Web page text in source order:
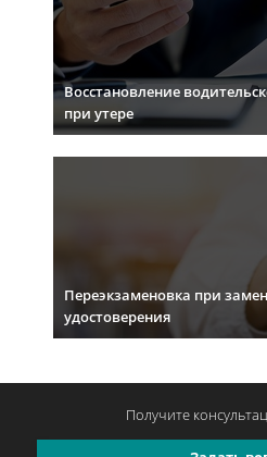
Восстановление
при утере
Переэкзаменовка при
удостоверения
Получите